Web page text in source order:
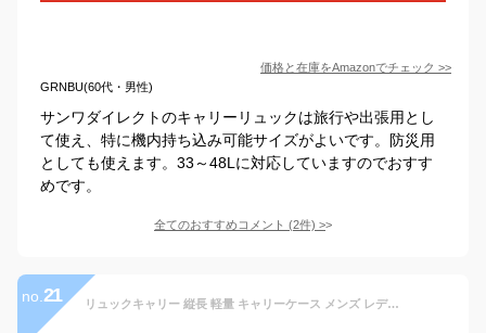
価格と在庫をAmazonでチェック >>
GRNBU(60代・男性)
サンワダイレクトのキャリーリュックは旅行や出張用とし
て使え、特に機内持ち込み可能サイズがよいです。防災用
としても使えます。33～48Lに対応していますのでおすす
めです。
全てのおすすめコメント (2件) >
no. 21 リュックキャリー 縦長 軽量 キャリーケース メンズ レディース リュック スーツケース キャリーバッグ リュックキャリー付き 防災 おしゃれ 旅行 ソフトタイプ 女性 男性 通勤 通学 旅行 女性 男性 出張 1泊 日帰り旅行 海外旅行 防水 30l 大容量 5219 SAXON サクソン